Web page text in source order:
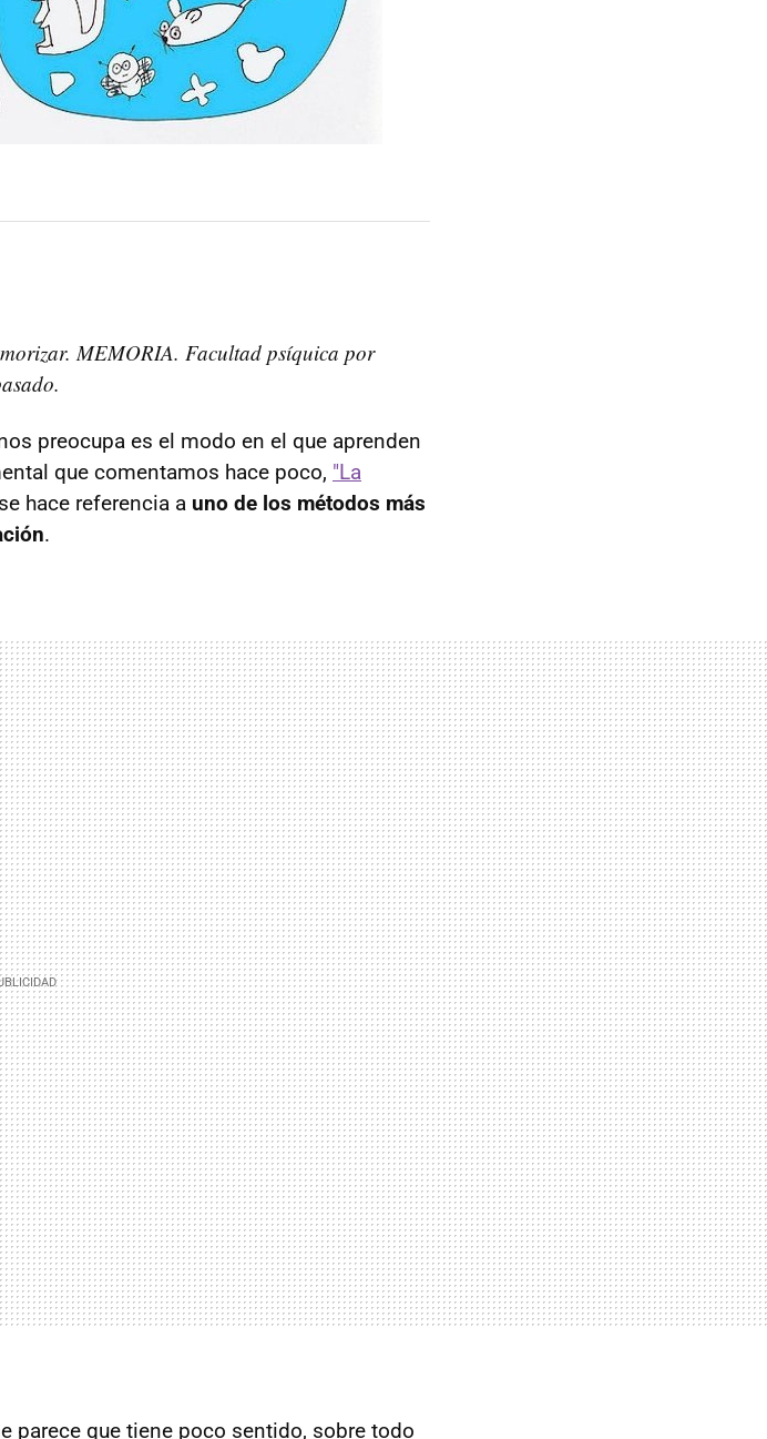
MEMORIA. Facultad psíquica por
preocupa es el modo en el que aprenden
que comentamos hace poco, "La
hace referencia a uno de los métodos más
.
parece que tiene poco sentido, sobre todo